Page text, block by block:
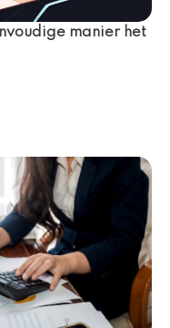
manier het